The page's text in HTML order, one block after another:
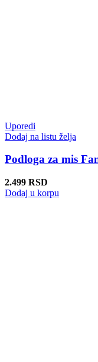
Uporedi
Dodaj na listu želja
Podloga za mis
2.499 RSD
Dodaj u korpu